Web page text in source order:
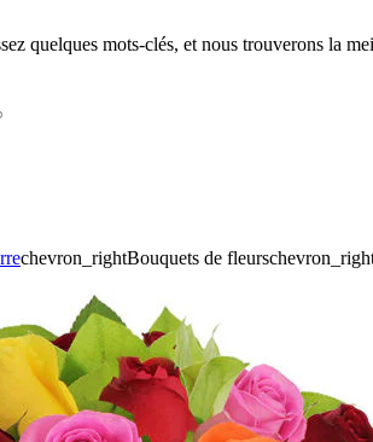
quelques mots-clés, et nous trouverons la
chevron_rightBouquets de fleurs